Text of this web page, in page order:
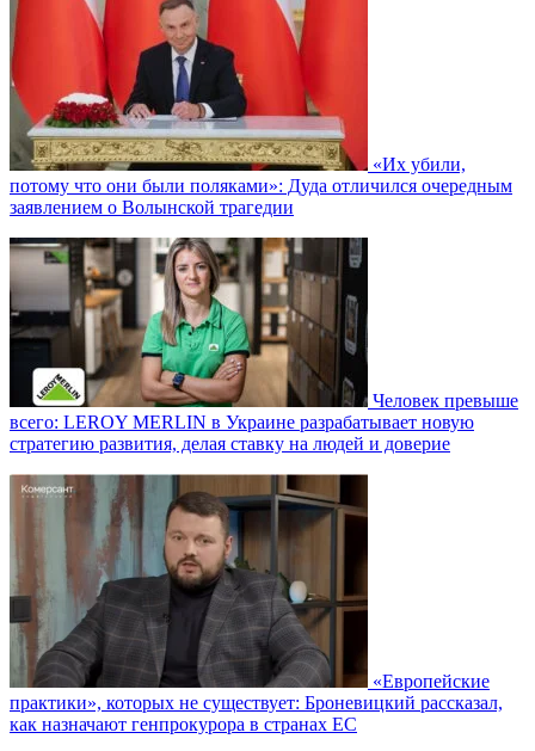
«Их убили,
потому что они были поляками»: Дуда отличился очередным
заявлением о Волынской трагедии
Человек превыше
всего: LEROY MERLIN в Украине разрабатывает новую
стратегию развития, делая ставку на людей и доверие
«Европейские
практики», которых не существует: Броневицкий рассказал,
как назначают генпрокурора в странах ЕС